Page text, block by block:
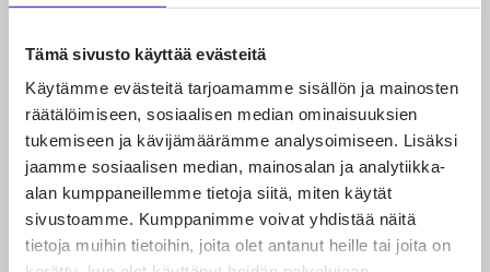
Tämä sivusto käyttää evästeitä
Käytämme evästeitä tarjoamamme sisällön ja mainosten
räätälöimiseen, sosiaalisen median ominaisuuksien
tukemiseen ja kävijämäärämme analysoimiseen. Lisäksi
jaamme sosiaalisen median, mainosalan ja analytiikka-
alan kumppaneillemme tietoja siitä, miten käytät
sivustoamme. Kumppanimme voivat yhdistää näitä
tietoja muihin tietoihin, joita olet antanut heille tai joita on
TUTUSTU MYÖS NÄIHIN
JÄSENYRITYKSIIN
TuuSan Oy
Kultavilla Oy